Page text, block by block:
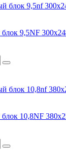
9,5NF
10,8NF